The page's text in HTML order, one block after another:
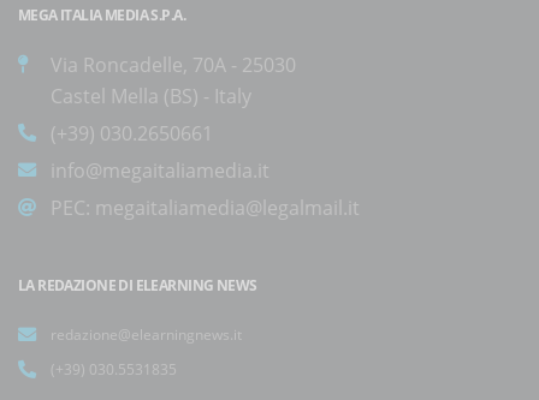
MEGA ITALIA MEDIA S.P.A.
Via Roncadelle, 70A - 25030
Castel Mella (BS) - Italy
(+39) 030.2650661
info@megaitaliamedia.it
PEC: megaitaliamedia@legalmail.it
LA REDAZIONE DI ELEARNING NEWS
redazione@elearningnews.it
(+39) 030.5531835